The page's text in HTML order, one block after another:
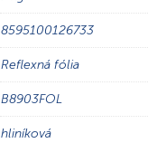
8595100126733
Reflexná fólia
B8903FOL
hliníková